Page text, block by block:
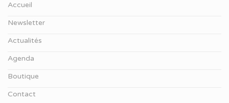
Accueil
Newsletter
Actualités
Agenda
Boutique
Contact